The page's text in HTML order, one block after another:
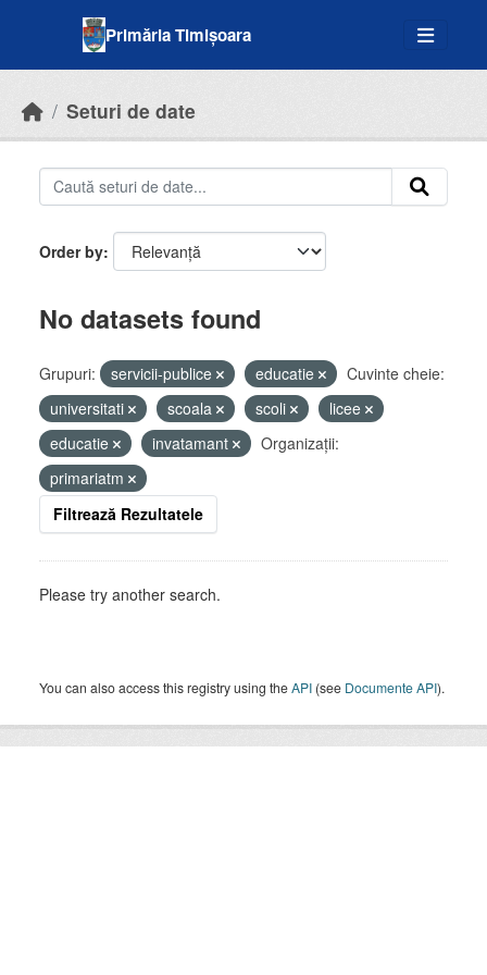
Primăria Timișoara
Seturi de date
Order by
No datasets found
Grupuri: servicii-publice educatie
Cuvinte cheie:
universitati
scoala scoli
licee
educatie
invatamant
Organizații:
primariatm
Filtrează Rezultatele
Please try another search.
You can also access this registry using theAPI (see Documente API).